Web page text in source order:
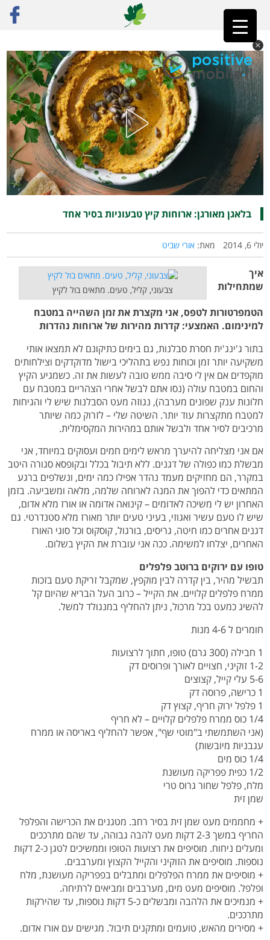
ראשי»פוסט נבחר בלאגן מאורגן: ארוחות קיץ טבעוניות בסיר אחד
בלאגן מאורגן: ארוחות קיץ טבעוניות בסיר אחד
יולי 6, 2014 מאת: אורי שביט
צבעוני, קליל, טעים. מתאים בול לקיץ
איך
שמתחילות
הטמפרטורות לטפס, אני מקצרת את זמן השהייה במטבח
למינימום. האמצעי: קדרות מהירות של ארוחות נהדרות
בתור ג'ינג'ית חסרת סבלנות, גם בימים כתיקונם לא תמצאו אותי
משקיעה יותר זמן וכוחות נפש בתהליכי בישול מדוקדקים וצילחותים
מוקפדים אם אין לי סיבה ממש טובה לעשות את זה. כשמגיע הקיץ
והחום במטבח עולה (נסו אתם לבשל אחרי הצהריים במטבח עם
חלונות ענק שפונים מערבה), נגוזה מעט הסבלנות שיש לי והגיחות
למטבח מתקצרות עוד יותר. השיטה שלי – לזרוק כמה שיותר
מרכיבים לסיר אחד ולבשל אותם במהירות המקסימלית.
אם אני מצליחה להיערך מראש לימים חמים ועסוקים במיוחד, אני
מבשלת כמו כפולה של דגנים. ללא תיבול בכלל ובקופסא סגורה היטב
במקרר, הם מחזיקים מעמד נהדר אפילו כמה ימים, ונשלפים ברגע
המתאים כדי להפוך את המנה לארוחה שלמה, מלאה ומשביעה. בזמן
האחרון יש לי משיכה לאדומים – קינואה אדומה או אורז מלא אדום,
שיש לו טעם עשיר ואגוזי, בעיני טעים יותר מאורז מלא סטנדרטי. גם
דגנים אחרים כמו חיטה, גריסים, בורגול, קוסקוס וכל סוגי האורז
האחרים, יצלחו למשימה. ככה אני עוברת את הקיץ בשלום.
טופו עם ירוקים ברוטב פלפלים
תבשיל מהיר, בין קדרה לבין מוקפץ, שמקבל זריקת טעם בזכות
ממרח פלפלים קלויים. את הקייל – כרוב העל הבריא שהיום קל
להשיג כמעט בכל מרכול, ניתן להחליף במנגולד למשל.
חומרים ל 4-6 מנות
1 חבילה (300 גרם) טופו, חתוך לרצועות
1-2 זוקיני, חצויים לאורך ופרוסים דק
5-6 עלי קייל, קצוצים
1 כרישה, פרוסה דק
1 פלפל ירוק חריף, קצוץ דק
1/4 כוס ממרח פלפלים קלויים – לא חריף
(אני השתמשתי ב"מוטי שף", אפשר להחליף באריסה או ממרח
עגבניות מיובשות)
1/4 כוס מים
1/2 כפית פפריקה מעושנת
מלח, פלפל שחור גרוס טרי
שמן זית
+ מחממים מעט שמן זית בסיר רחב. מטגנים את הכרישה והפלפל
החריף במשך 2-3 דקות מעט להבה גבוהה, עד שהם מתרככים
ומעלים ניחוח. מוסיפים את רצועות הטופו וממשיכים לטגן כ-2 דקות
נוספות. מוסיפים את הזוקיני והקייל הקצוץ ומערבבים.
+ מוסיפים את ממרח הפלפלים ומתבלים בפפריקה מעושנת, מלח
ופלפל. מוסיפים מעט מים, מערבבים ומביאים לרתיחה.
+ מנמיכים את הלהבה ומבשלים כ-5 דקות נוספות, עד שהירקות
מתרככים.
+ מסירים מהאש, טועמים ומתקנים תיבול. מגישים עם אורז אדום.